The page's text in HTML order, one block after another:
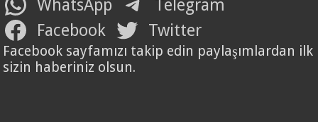
WhatsApp
Telegram
Facebook
Twitter
Facebook sayfamızı takip edin paylaşımlardan ilk
sizin haberiniz olsun.